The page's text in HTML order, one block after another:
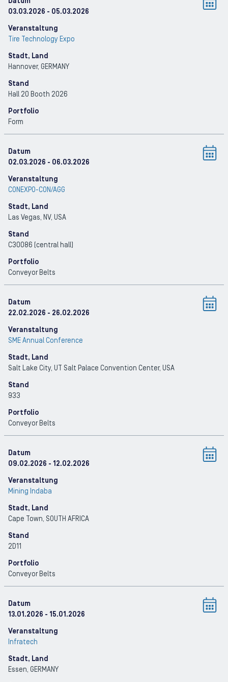
03.03.2026 - 05.03.2026
Veranstaltung
Tire Technology Expo
Stadt, Land
Hannover, GERMANY
Stand
Hall 20 Booth 2026
Portfolio
Form
Datum
02.03.2026 - 06.03.2026
Veranstaltung
CONEXPO-CON/AGG
Stadt, Land
Las Vegas, NV, USA
Stand
C30086 (central hall)
Portfolio
Conveyor Belts
Datum
22.02.2026 - 26.02.2026
Veranstaltung
SME Annual Conference
Stadt, Land
Salt Lake City, UT Salt Palace Convention Center, USA
Stand
933
Portfolio
Conveyor Belts
Datum
09.02.2026 - 12.02.2026
Veranstaltung
Mining Indaba
Stadt, Land
Cape Town, SOUTH AFRICA
Stand
2D11
Portfolio
Conveyor Belts
Datum
13.01.2026 - 15.01.2026
Veranstaltung
Infratech
Stadt, Land
Essen, GERMANY